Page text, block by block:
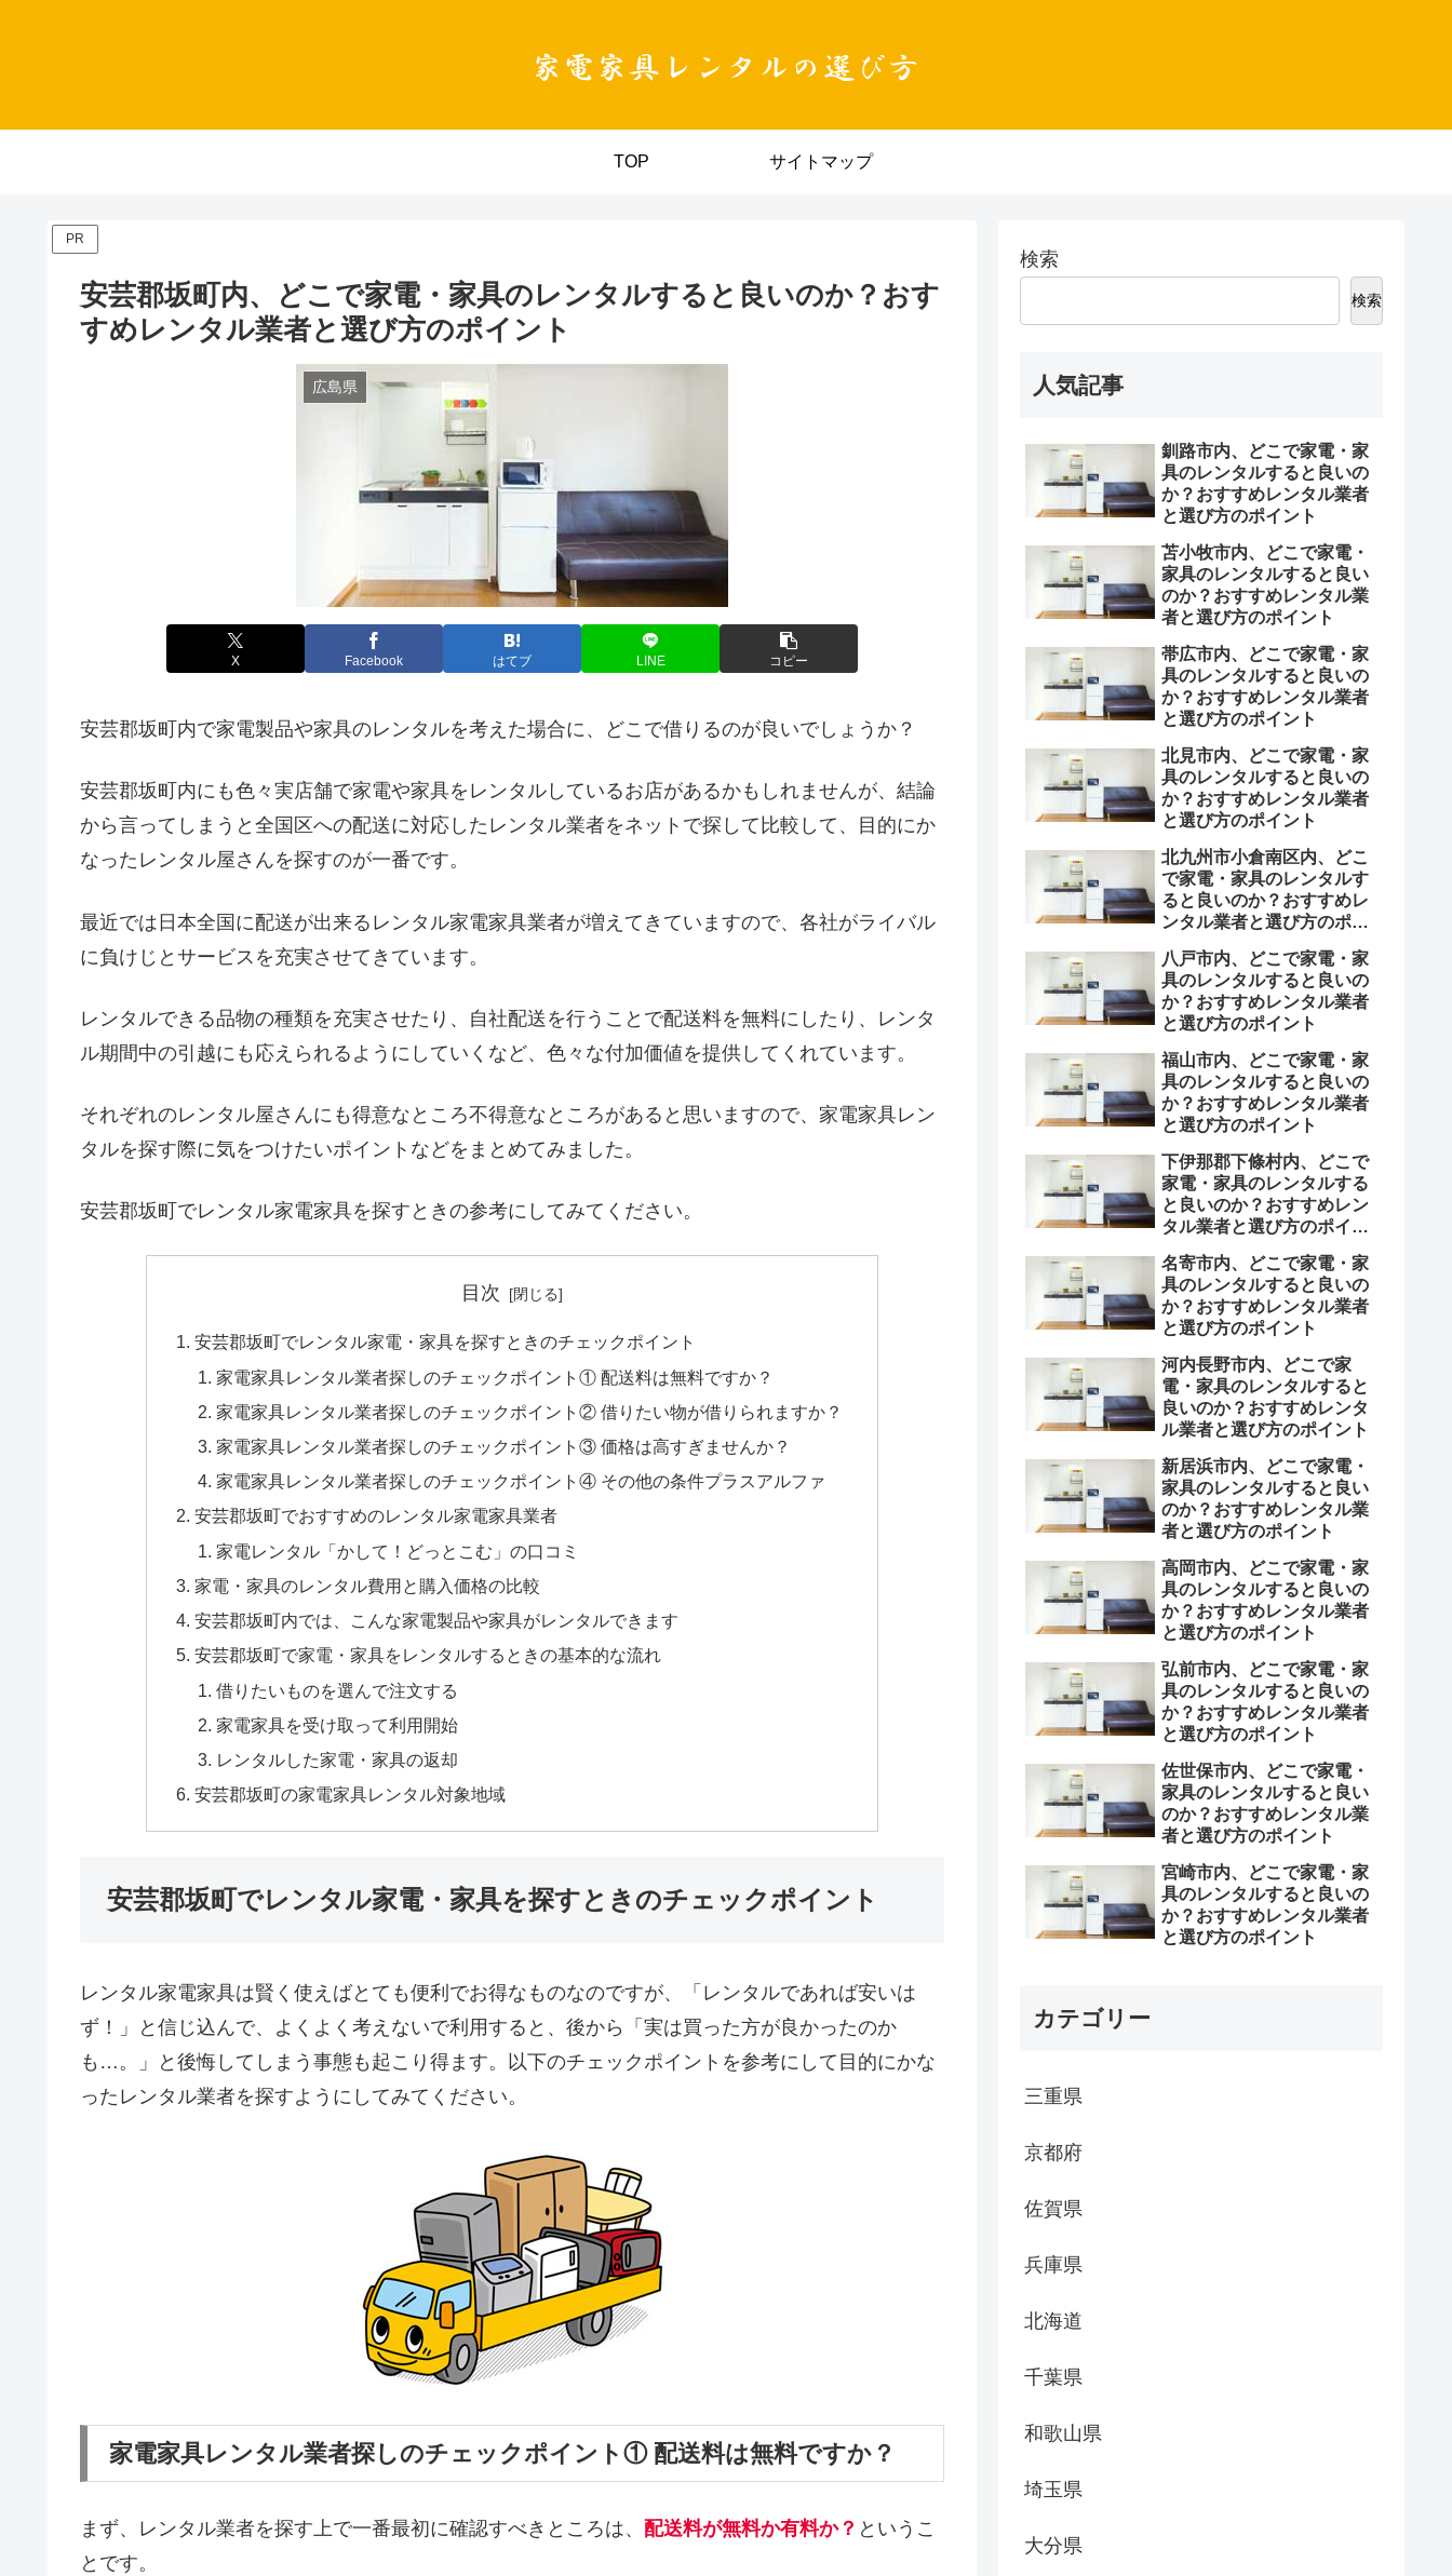
TOP サイトマップ
PR
安芸郡坂町内、どこで家電・家具のレンタルすると良いのか？おす
すめレンタル業者と選び方のポイント
広島県
X Facebook はてブ LINE コピー
安芸郡坂町内で家電製品や家具のレンタルを考えた場合に、どこで借りるのが良いでしょうか？
安芸郡坂町内にも色々実店舗で家電や家具をレンタルしているお店があるかもしれませんが、結論
から言ってしまうと全国区への配送に対応したレンタル業者をネットで探して比較して、目的にか
なったレンタル屋さんを探すのが一番です。
最近では日本全国に配送が出来るレンタル家電家具業者が増えてきていますので、各社がライバル
に負けじとサービスを充実させてきています。
レンタルできる品物の種類を充実させたり、自社配送を行うことで配送料を無料にしたり、レンタ
ル期間中の引越にも応えられるようにしていくなど、色々な付加価値を提供してくれています。
それぞれのレンタル屋さんにも得意なところ不得意なところがあると思いますので、家電家具レン
タルを探す際に気をつけたいポイントなどをまとめてみました。
安芸郡坂町でレンタル家電家具を探すときの参考にしてみてください。
目次
安芸郡坂町でレンタル家電・家具を探すときのチェックポイント
家電家具レンタル業者探しのチェックポイント① 配送料は無料ですか？
家電家具レンタル業者探しのチェックポイント② 借りたい物が借りられますか？
家電家具レンタル業者探しのチェックポイント③ 価格は高すぎませんか？
家電家具レンタル業者探しのチェックポイント④ その他の条件プラスアルファ
安芸郡坂町でおすすめのレンタル家電家具業者
家電レンタル「かして！どっとこむ」の口コミ
家電・家具のレンタル費用と購入価格の比較
安芸郡坂町内では、こんな家電製品や家具がレンタルできます
安芸郡坂町で家電・家具をレンタルするときの基本的な流れ
借りたいものを選んで注文する
家電家具を受け取って利用開始
レンタルした家電・家具の返却
安芸郡坂町の家電家具レンタル対象地域
安芸郡坂町でレンタル家電・家具を探すときのチェックポイント
レンタル家電家具は賢く使えばとても便利でお得なものなのですが、「レンタルであれば安いは
ず！」と信じ込んで、よくよく考えないで利用すると、後から「実は買った方が良かったのか
も…。」と後悔してしまう事態も起こり得ます。以下のチェックポイントを参考にして目的にかな
ったレンタル業者を探すようにしてみてください。
家電家具レンタル業者探しのチェックポイント① 配送料は無料ですか？
まず、レンタル業者を探す上で一番最初に確認すべきところは、 配送料が無料か有料か？ というこ
とです。
検索
検索
人気記事
釧路市内、どこで家電・家
具のレンタルすると良いの
か？おすすめレンタル業者
と選び方のポイント
苫小牧市内、どこで家電・
家具のレンタルすると良い
のか？おすすめレンタル業
者と選び方のポイント
帯広市内、どこで家電・家
具のレンタルすると良いの
か？おすすめレンタル業者
と選び方のポイント
北見市内、どこで家電・家
具のレンタルすると良いの
か？おすすめレンタル業者
と選び方のポイント
北九州市小倉南区内、どこ
で家電・家具のレンタルす
ると良いのか？おすすめレ
ンタル業者と選び方のポイ
八戸市内、どこで家電・家
具のレンタルすると良いの
か？おすすめレンタル業者
と選び方のポイント
福山市内、どこで家電・家
具のレンタルすると良いの
か？おすすめレンタル業者
と選び方のポイント
下伊那郡下條村内、どこで
家電・家具のレンタルする
と良いのか？おすすめレン
タル業者と選び方のポイン
名寄市内、どこで家電・家
具のレンタルすると良いの
か？おすすめレンタル業者
と選び方のポイント
河内長野市内、どこで家
電・家具のレンタルすると
良いのか？おすすめレンタ
ル業者と選び方のポイント
新居浜市内、どこで家電・
家具のレンタルすると良い
のか？おすすめレンタル業
者と選び方のポイント
高岡市内、どこで家電・家
具のレンタルすると良いの
か？おすすめレンタル業者
と選び方のポイント
弘前市内、どこで家電・家
具のレンタルすると良いの
か？おすすめレンタル業者
と選び方のポイント
佐世保市内、どこで家電・
家具のレンタルすると良い
のか？おすすめレンタル業
者と選び方のポイント
宮崎市内、どこで家電・家
具のレンタルすると良いの
か？おすすめレンタル業者
と選び方のポイント
カテゴリー
三重県
京都府
佐賀県
兵庫県
北海道
千葉県
和歌山県
埼玉県
大分県